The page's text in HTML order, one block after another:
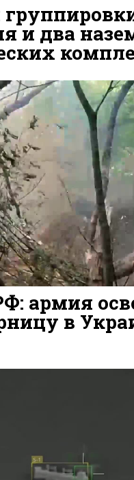
и два
армия
в